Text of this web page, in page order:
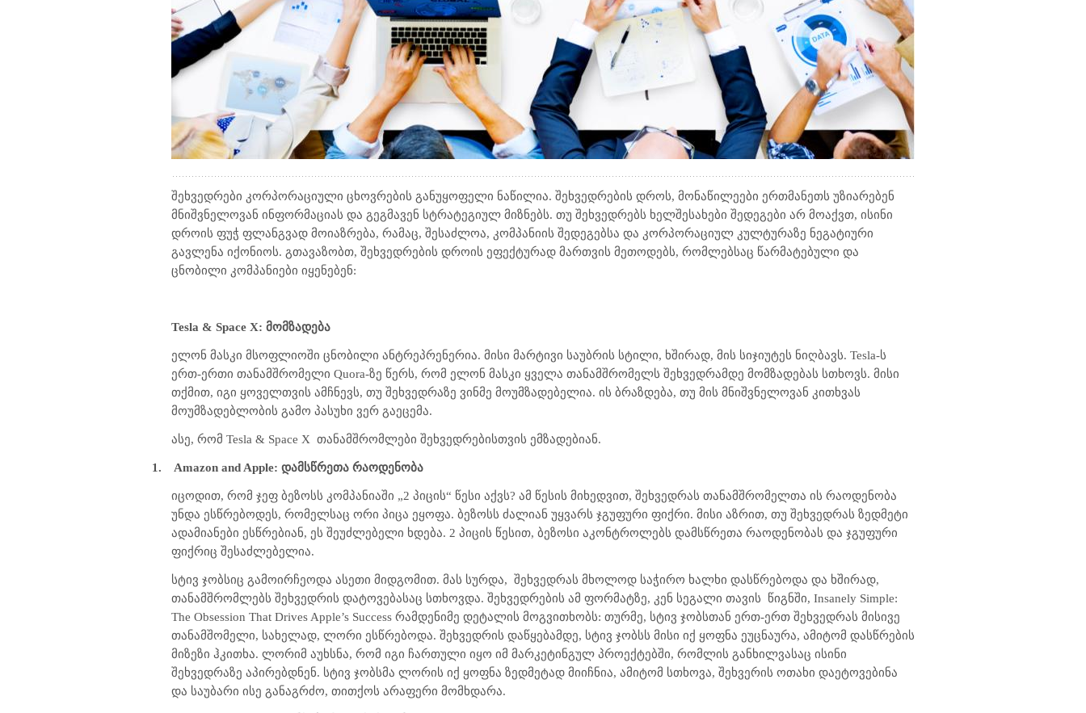
შეხვედრები კორპორაციული ცხოვრების განუყოფელი ნაწილია. შეხვედრების დროს, მონაწილეები ერთმანეთს უზიარებენ
მნიშვნელოვან ინფორმაციას და გეგმავენ სტრატეგიულ მიზნებს. თუ შეხვედრებს ხელშესახები შედეგები არ მოაქვთ, ისინი
დროის ფუჭ ფლანგვად მოიაზრება, რამაც, შესაძლოა, კომპანიის შედეგებსა და კორპორაციულ კულტურაზე ნეგატიური
გავლენა იქონიოს. გთავაზობთ, შეხვედრების დროის ეფექტურად მართვის მეთოდებს, რომლებსაც წარმატებული და
ცნობილი კომპანიები იყენებენ:
Tesla & Space X: მომზადება
ელონ მასკი მსოფლიოში ცნობილი ანტრეპრენერია. მისი მარტივი საუბრის სტილი, ხშირად, მის სიჯიუტეს ნიღბავს. Tesla-ს
ერთ-ერთი თანამშრომელი Quora-ზე წერს, რომ ელონ მასკი ყველა თანამშრომელს შეხვედრამდე მომზადებას სთხოვს. მისი
თქმით, იგი ყოველთვის ამჩნევს, თუ შეხვედრაზე ვინმე მოუმზადებელია. ის ბრაზდება, თუ მის მნიშვნელოვან კითხვას
მოუმზადებლობის გამო პასუხი ვერ გაეცემა.
ასე, რომ Tesla & Space X თანამშრომლები შეხვედრებისთვის ემზადებიან.
1. Amazon and Apple: დამსწრეთა რაოდენობა
იცოდით, რომ ჯეფ ბეზოსს კომპანიაში „2 პიცის“ წესი აქვს? ამ წესის მიხედვით, შეხვედრას თანამშრომელთა ის რაოდენობა
უნდა ესწრებოდეს, რომელსაც ორი პიცა ეყოფა. ბეზოსს ძალიან უყვარს ჯგუფური ფიქრი. მისი აზრით, თუ შეხვედრას ზედმეტი
ადამიანები ესწრებიან, ეს შეუძლებელი ხდება. 2 პიცის წესით, ბეზოსი აკონტროლებს დამსწრეთა რაოდენობას და ჯგუფური
ფიქრიც შესაძლებელია.
სტივ ჯობსიც გამოირჩეოდა ასეთი მიდგომით. მას სურდა, შეხვედრას მხოლოდ საჭირო ხალხი დასწრებოდა და ხშირად,
თანამშრომლებს შეხვედრის დატოვებასაც სთხოვდა. შეხვედრების ამ ფორმატზე, კენ სეგალი თავის
წიგნში, Insanely Simple:
The Obsession That Drives Apple’s Success რამდენიმე დეტალის მოგვითხობს: თურმე, სტივ ჯობსთან ერთ-ერთ შეხვედრას მისივე
თანამშომელი, სახელად, ლორი ესწრებოდა. შეხვედრის დაწყებამდე, სტივ ჯობსს მისი იქ ყოფნა ეუცნაურა, ამიტომ დასწრების
მიზეზი ჰკითხა. ლორიმ აუხსნა, რომ იგი ჩართული იყო იმ მარკეტინგულ პროექტებში, რომლის განხილვასაც ისინი
შეხვედრაზე აპირებდნენ. სტივ ჯობსმა ლორის იქ ყოფნა ზედმეტად მიიჩნია, ამიტომ სთხოვა, შეხვერის ოთახი დაეტოვებინა
და საუბარი ისე განაგრძო, თითქოს არაფერი მომხდარა.